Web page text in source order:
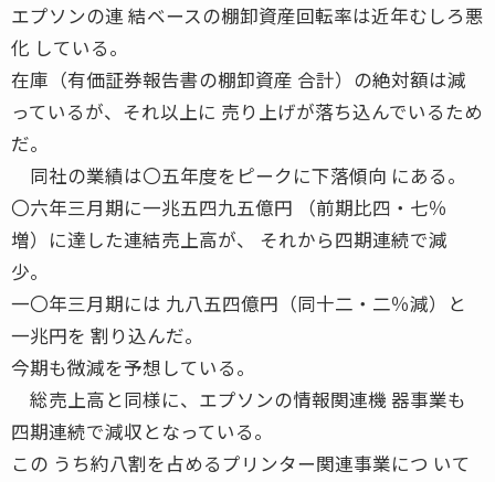
エプソンの連 結ベースの棚卸資産回転率は近年むしろ悪
化 している。
在庫（有価証券報告書の棚卸資産 合計）の絶対額は減
っているが、それ以上に 売り上げが落ち込んでいるため
だ。
同社の業績は〇五年度をピークに下落傾向 にある。
〇六年三月期に一兆五四九五億円 （前期比四・七％
増）に達した連結売上高が、 それから四期連続で減
少。
一〇年三月期には 九八五四億円（同十二・二％減）と
一兆円を 割り込んだ。
今期も微減を予想している。
総売上高と同様に、エプソンの情報関連機 器事業も
四期連続で減収となっている。
この うち約八割を占めるプリンター関連事業につ いて